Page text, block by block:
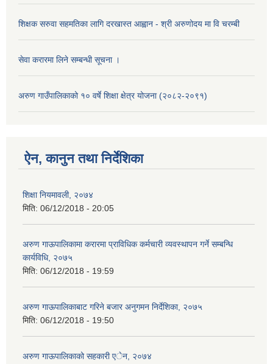
शिक्षक सरुवा सहमतिका लागि दरखास्त आह्वान - श्री अरुणोदय मा वि चरम्बी
सेवा करारमा लिने सम्बन्धी सूचना ।
अरुण गाउँपालिकाको १० वर्षे शिक्षा क्षेत्र योजना (२०८२-२०९१)
ऐन, कानुन तथा निर्देशिका
शिक्षा नियमावली, २०७४
मिति: 06/12/2018 - 20:05
अरुण गाऊपालिकामा करारमा प्राविधिक कर्मचारी व्यवस्थापन गर्ने सम्बन्धि
कार्यविधि, २०७५
मिति: 06/12/2018 - 19:59
अरुण गाऊपालिकाबाट गरिने बजार अनुगमन निर्देशिका, २०७५
मिति: 06/12/2018 - 19:50
अरुण गाऊपालिकाको सहकारी एेन, २०७४